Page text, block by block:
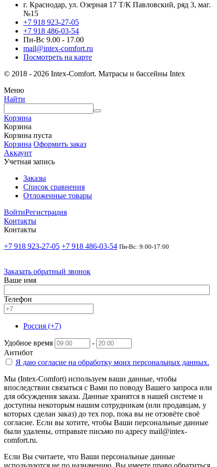
г. Краснодар, ул. Озерная 17 Т/К Павловский, ряд 3, маг.
№15
+7 918 923-27-05
+7 918 486-03-54
Пн-Вс 9.00 - 17.00
mail@intex-comfort.ru
Посмотреть на карте
© 2018 - 2026 Intex-Comfort. Матрасы и бассейны Intex
Меню
Найти
Корзина
Корзина
Корзина пуста
Корзина Оформить заказ
Аккаунт
Учетная запись
Заказы
Список сравнения
Отложенные товары
ВойтиРегистрация
Контакты
Контакты
+7 918 923-27-05 +7 918 486-03-54 Пн-Вс: 9:00-17:00
Заказать обратный звонок
Ваше имя
Телефон
Россия (+7)
Удобное время
-
Антибот
Я даю согласие на обработку моих персональных данных.
Мы (Intex-Comfort) используем ваши данные, чтобы
впоследствии связаться с Вами по поводу Вашего запроса или
для обсуждения заказа. Данные хранятся в нашей системе и
доступны некоторым нашим сотрудникам (или продавцам, у
которых сделан заказ) до тех пор, пока вы не отзовёте своё
согласие. Если вы хотите, чтобы Ваши персональные данные
были удалены, отправьте письмо по адресу mail@intex-
comfort.ru.
Если Вы считаете, что Ваши персональные данные